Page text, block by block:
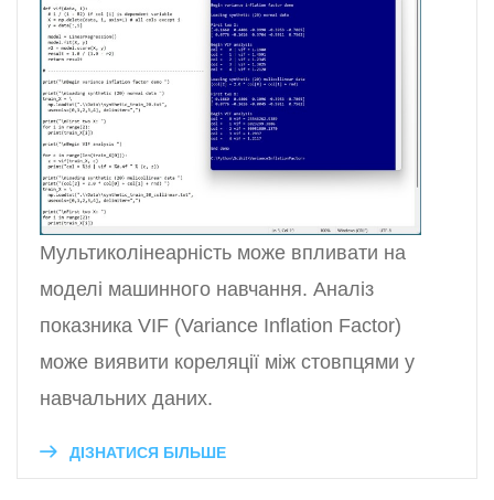
Мультиколінеарність може впливати на
моделі машинного навчання. Аналіз
показника VIF (Variance Inflation Factor)
може виявити кореляції між стовпцями у
навчальних даних.
ДІЗНАТИСЯ БІЛЬШЕ